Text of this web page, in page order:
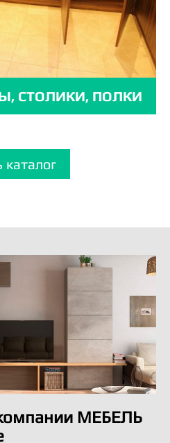
СТОЛИКИ, ПОЛКИ
каталог
МЕБЕЛЬ